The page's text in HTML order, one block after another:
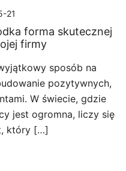
21
forma skutecznej
firmy
sposób na
pozytywnych,
W świecie, gdzie
jest ogromna, liczy się
który […]